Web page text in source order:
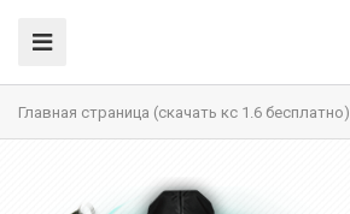
Главная страница (скачать кс 1.6 бесплатно)